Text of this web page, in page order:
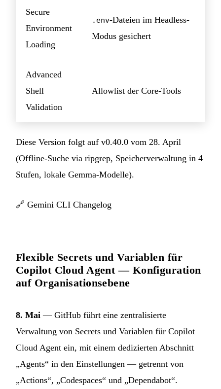
Secure
Environment
Loading
.env-Dateien im Headless-
Modus gesichert
Advanced
Shell
Validation
Allowlist der Core-Tools
Diese Version folgt auf v0.40.0 vom 28. April
(Offline-Suche via ripgrep, Speicherverwaltung in 4
Stufen, lokale Gemma-Modelle).
🔗 Gemini CLI Changelog
Flexible Secrets und Variablen für
Copilot Cloud Agent — Konfiguration
auf Organisationsebene
8. Mai — GitHub führt eine zentralisierte
Verwaltung von Secrets und Variablen für Copilot
Cloud Agent ein, mit einem dedizierten Abschnitt
„Agents“ in den Einstellungen — getrennt von
„Actions“, „Codespaces“ und „Dependabot“.